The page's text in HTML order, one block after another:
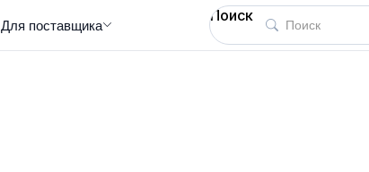
Для поставщика
Поиск